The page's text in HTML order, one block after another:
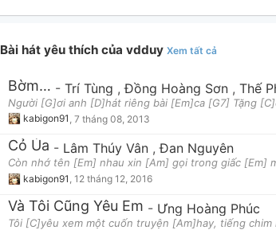
Bài hát yêu thích của vdduy Xem tất cả
Bờm Ơi -Trí Tùng ,Đồng Hoàng Sơn ,Thế
kabigon91 7 tháng 08, 2013
Cỏ Úa - Lâm Thúy Vân ,Đan Nguyên
kabigon91 , 12 tháng 12, 2016
Và Tôi Cũng Yêu Em - Ưng Hoàng Phúc